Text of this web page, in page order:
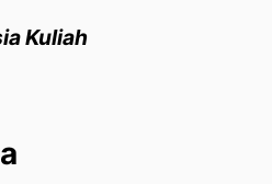
Kuliah